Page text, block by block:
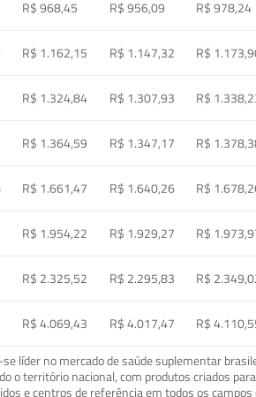
R$ 968,45 R$ 956,09 R$ 978,24
R$ 1.162,15 R$ 1.147,32 R$
R$ 1.324,84 R$ 1.307,93 R$
R$ 1.364,59 R$ 1.347,17 R$
R$ 1.661,47 R$ 1.640,26 R$
R$ 1.954,22 R$ 1.929,27 R$
R$ 2.325,52 R$ 2.295,83 R$
R$ 4.069,43 R$ 4.017,47 R$
líder no mercado de saúde suplementar
o território nacional, com produtos criados
e centros de referência em todos os